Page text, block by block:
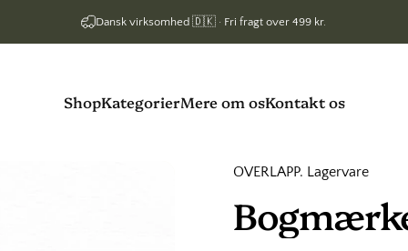
Dansk virksomhed 🇩🇰 · Fri fragt over 499 kr.
ShopKategorierMere om osKontakt os
OVERLAPP. Lagervare